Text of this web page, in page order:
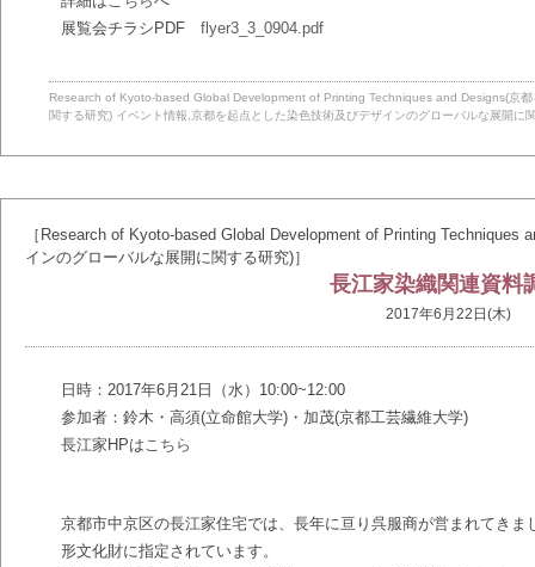
展覧会チラシPDF flyer3_3_0904.pdf
Research of Kyoto-based Global Development of Printing Techniques and Designs(京
関する研究) イベント情報 京都を起点とした染色技術及びデザインのグローバルな展開に
［Research of Kyoto-based Global Development of Printing Techniques
インのグローバルな展開に関する研究)］
長江家染織関連資料
2017年6月22日(木)
日時：2017年6月21日（水）10:00~12:00
参加者：鈴木・高須(立命館大学)・加茂(京都工芸繊維大学)
長江家HPはこちら
京都市中京区の長江家住宅では、長年に亘り呉服商が営まれてき
形文化財に指定されています。